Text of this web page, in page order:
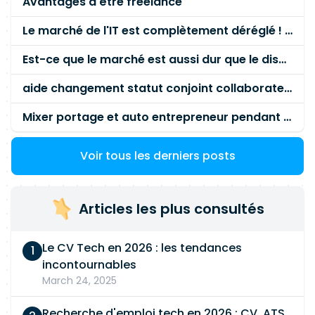
sécurité, - Superviser l'environnement Microsoft
365, - Accompagner les équipes sur HubSpot et
les outils collaboratifs, - Développer des
automatisations via API, Make, Zapier ou N8N, -
Structurer les workflows et améliorer les usages
métiers, - Assurer l'administration technique du
site web (WordPress, hébergement, DNS, SSL,
sécurité et la disponibilité du site, - Participer aux
sujets SEO techniques et optimisation web, -
les procédures, - Intervenir en support avancé
auprès des utilisateurs, -Suivre les licences,
continue sur les outils SaaS, l'automatisation et la
cybersécurité.
Le marché de l'IT est complètement déréglé ! STOP à cette mascarade ! Il faut s'unir et résister !
Est-ce que le marché est aussi dur que le disent les commerciaux ?
aide changement statut conjoint collaborateur
Mixer portage et auto entrepreneur pendant des années - quel risque ?
Voir tous les derniers posts
Articles les plus consultés
Le CV Tech en 2026 : les tendances
incontournables
March 24, 2025